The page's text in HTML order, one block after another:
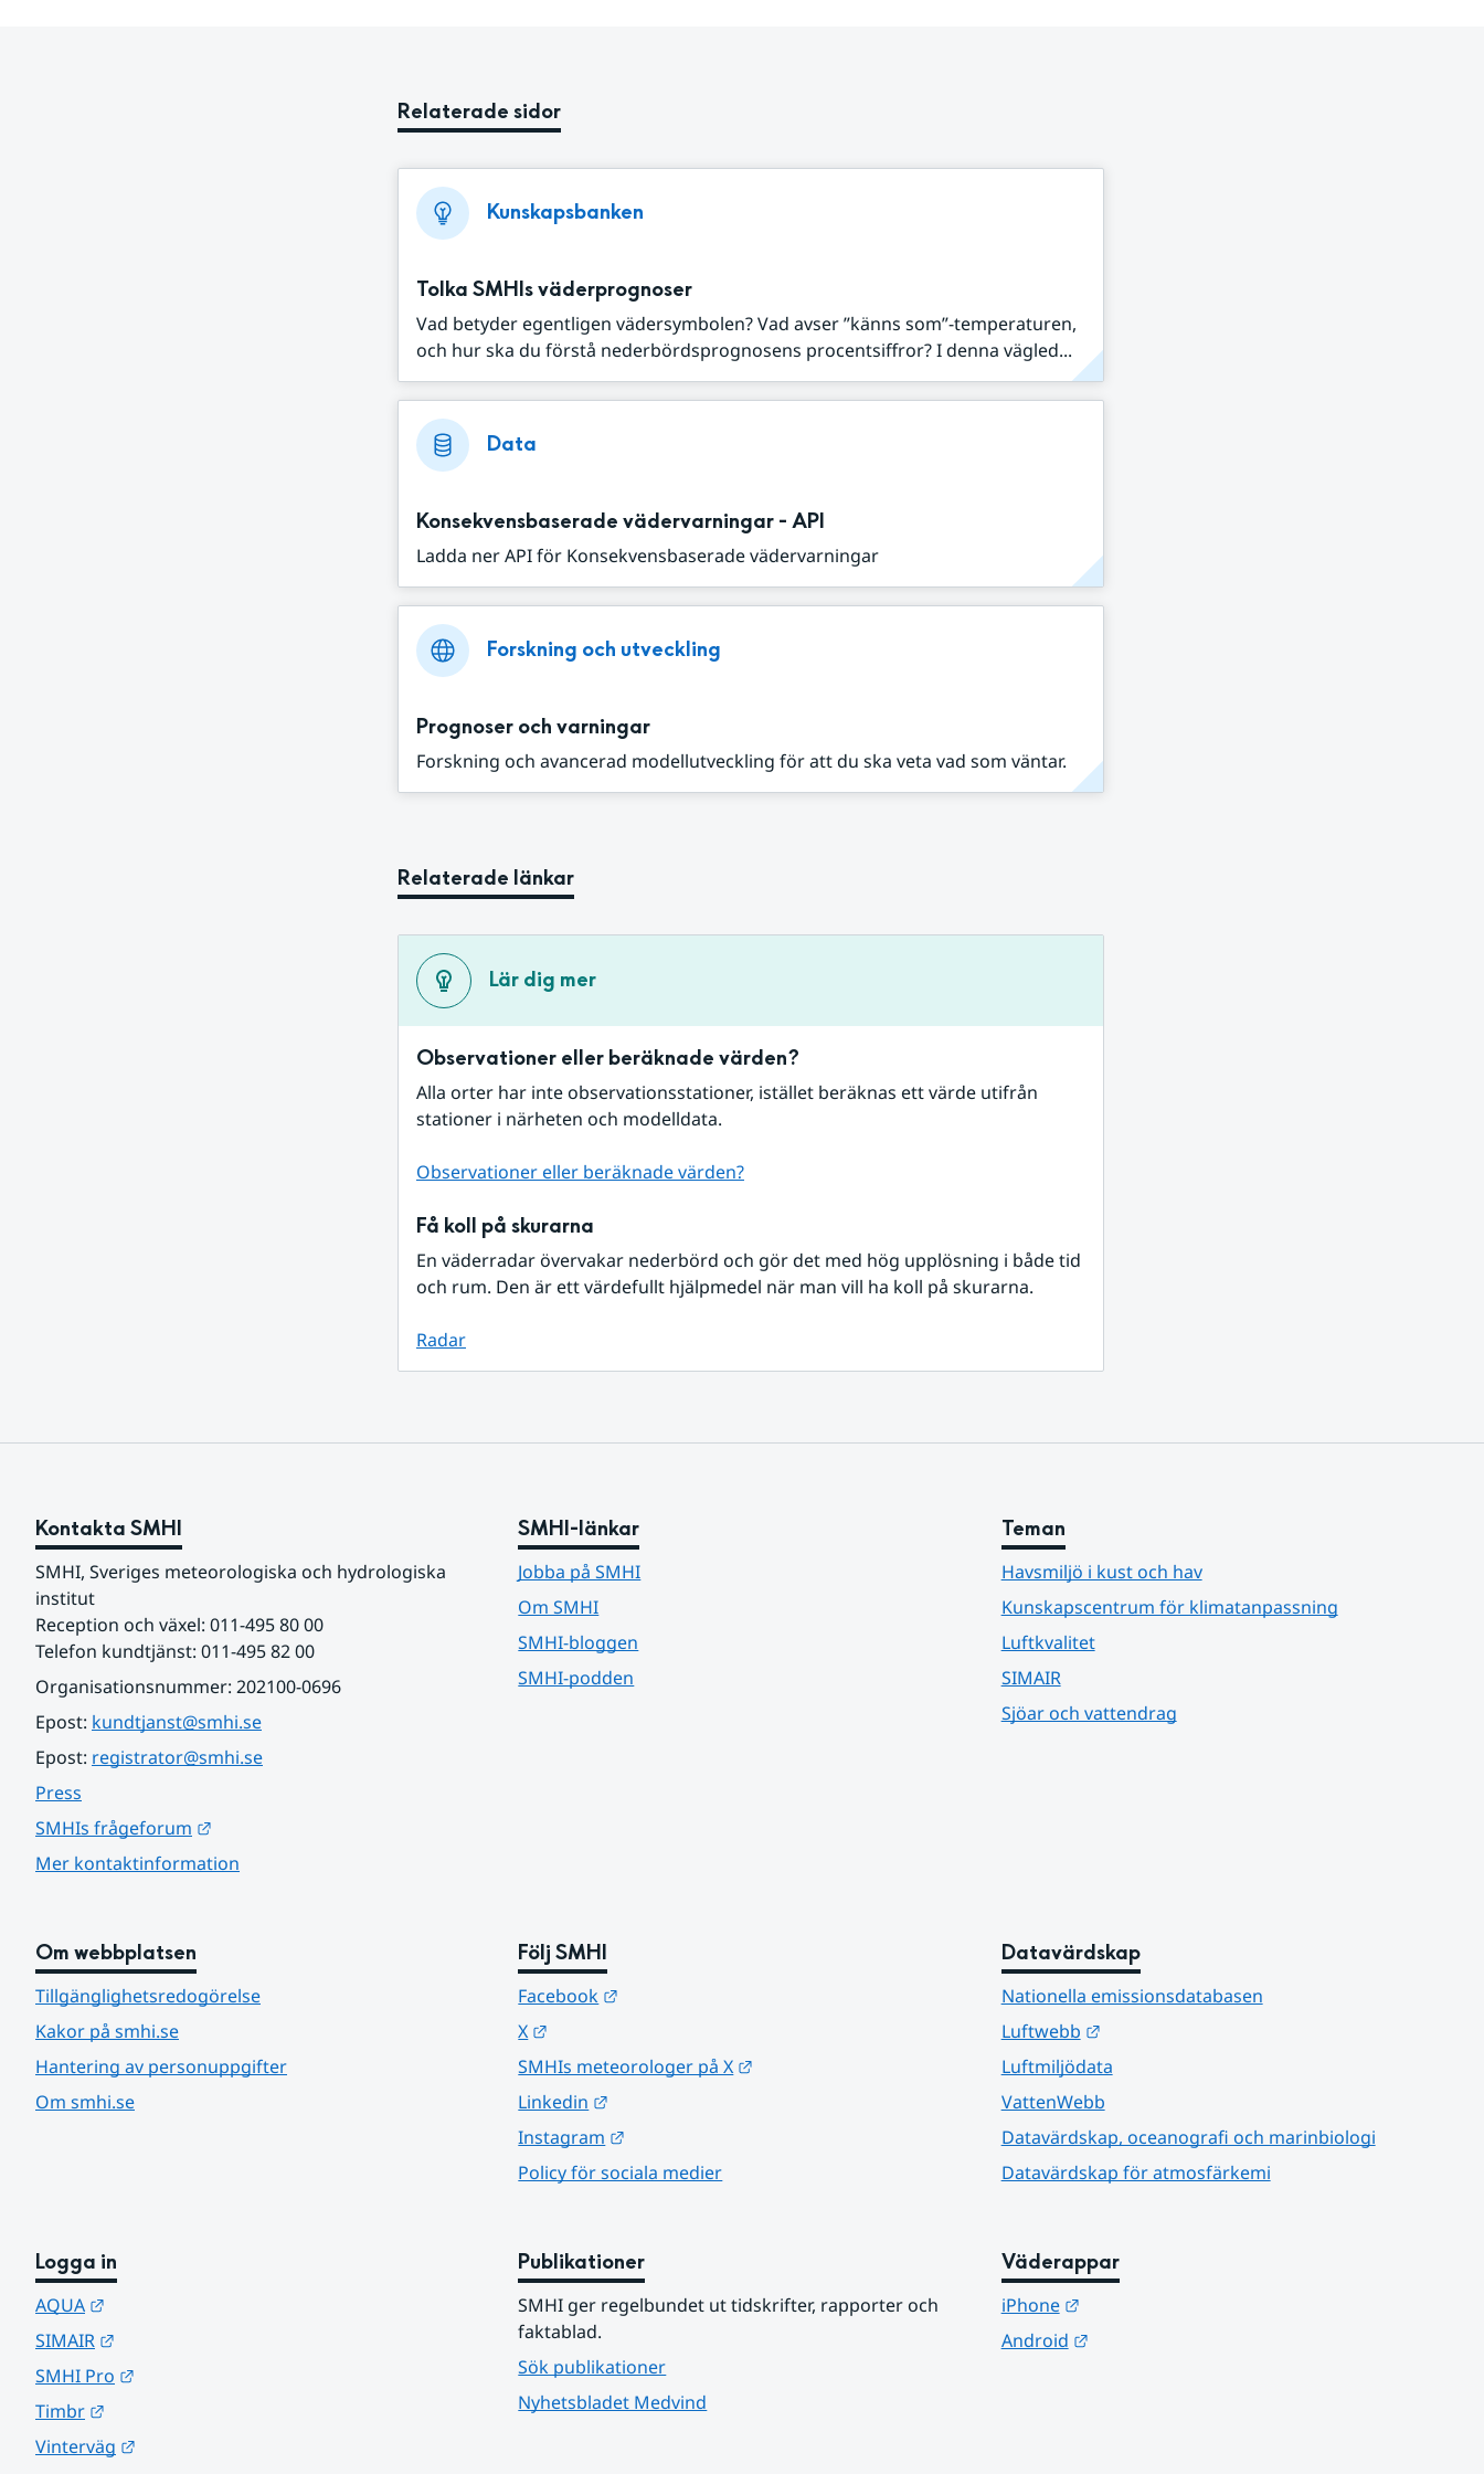
Relaterade sidor
Kunskapsbanken
Tolka SMHIs väderprognoser
Vad betyder egentligen vädersymbolen? Vad avser ”känns som”-temperaturen,
och hur ska du förstå nederbördsprognosens procentsiffror? I denna vägled...
Data
Konsekvensbaserade vädervarningar - API
Ladda ner API för Konsekvensbaserade vädervarningar
Forskning och utveckling
Prognoser och varningar
Forskning och avancerad modellutveckling för att du ska veta vad som väntar.
Relaterade länkar
Lär dig mer
Observationer eller beräknade värden?
Alla orter har inte observationsstationer, istället beräknas ett värde utifrån
stationer i närheten och modelldata.
Observationer eller beräknade värden?
Få koll på skurarna
En väderradar övervakar nederbörd och gör det med hög upplösning i både tid
och rum. Den är ett värdefullt hjälpmedel när man vill ha koll på skurarna.
Radar
Kontakta SMHI
SMHI, Sveriges meteorologiska och hydrologiska
institut
Reception och växel: 011-495 80 00
Telefon kundtjänst: 011-495 82 00
Organisationsnummer: 202100-0696
Epost: kundtjanst@smhi.se
Epost: registrator@smhi.se
Press
SMHIs frågeforum
Mer kontaktinformation
SMHI-länkar
Jobba på SMHI
Om SMHI
SMHI-bloggen
SMHI-podden
Teman
Havsmiljö i kust och hav
Kunskapscentrum för klimatanpassning
Luftkvalitet
SIMAIR
Sjöar och vattendrag
Om webbplatsen
Tillgänglighetsredogörelse
Kakor på smhi.se
Hantering av personuppgifter
Om smhi.se
Följ SMHI
Facebook
X
SMHIs meteorologer på X
Linkedin
Instagram
Policy för sociala medier
Datavärdskap
Nationella emissionsdatabasen
Luftwebb
Länk till annan webbplats.
Luftmiljödata
VattenWebb
Datavärdskap, oceanografi och marinbiologi
Datavärdskap för atmosfärkemi
Logga in
AQUA
SIMAIR
SMHI Pro
Timbr
Vinterväg
Publikationer
SMHI ger regelbundet ut tidskrifter, rapporter och
faktablad.
Sök publikationer
Nyhetsbladet Medvind
Väderappar
iPhone
Länk till annan webbplats.
Android
Länk till annan webbplats.